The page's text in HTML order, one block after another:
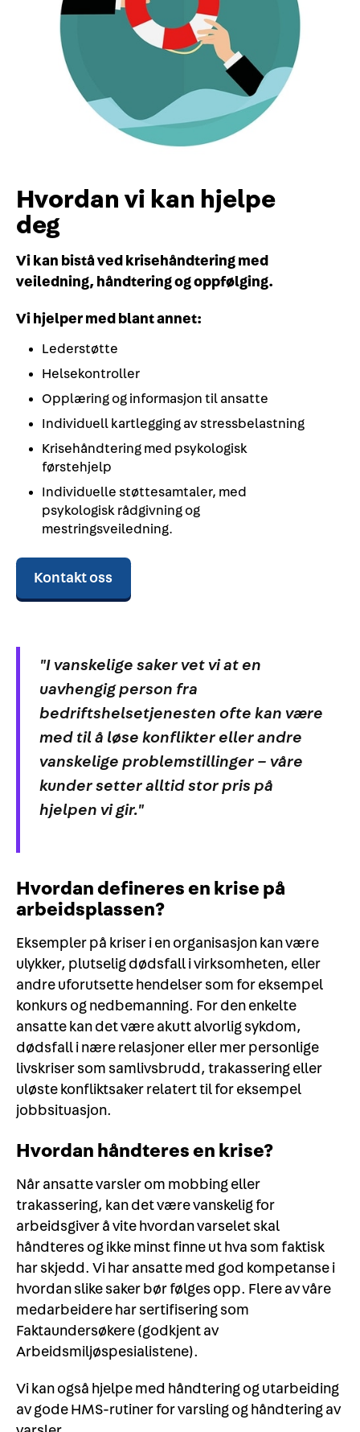
Hvordan vi kan hjelpe
deg
Vi kan bistå ved krisehåndtering med
veiledning, håndtering og oppfølging.
Vi hjelper med blant annet:
Lederstøtte
Helsekontroller
Opplæring og informasjon til ansatte
Individuell kartlegging av stressbelastning
Krisehåndtering med psykologisk
førstehjelp
Individuelle støttesamtaler, med
psykologisk rådgivning og
mestringsveiledning.
Kontakt oss
"I vanskelige saker vet vi at en
uavhengig person fra
bedriftshelsetjenesten ofte kan være
med til å løse konflikter eller andre
vanskelige problemstillinger – våre
kunder setter alltid stor pris på
hjelpen vi gir."
Hvordan defineres en krise på
arbeidsplassen?
Eksempler på kriser i en organisasjon kan være
ulykker, plutselig dødsfall i virksomheten, eller
andre uforutsette hendelser som for eksempel
konkurs og nedbemanning. For den enkelte
ansatte kan det være akutt alvorlig sykdom,
dødsfall i nære relasjoner eller mer personlige
livskriser som samlivsbrudd, trakassering eller
uløste konfliktsaker relatert til for eksempel
jobbsituasjon.
Hvordan håndteres en krise?
Når ansatte varsler om mobbing eller
trakassering, kan det være vanskelig for
arbeidsgiver å vite hvordan varselet skal
håndteres og ikke minst finne ut hva som faktisk
har skjedd. Vi har ansatte med god kompetanse i
hvordan slike saker bør følges opp. Flere av våre
medarbeidere har sertifisering som
Faktaundersøkere (godkjent av
Arbeidsmiljøspesialistene).
Vi kan også hjelpe med håndtering og utarbeiding
av gode HMS-rutiner for varsling og håndtering av